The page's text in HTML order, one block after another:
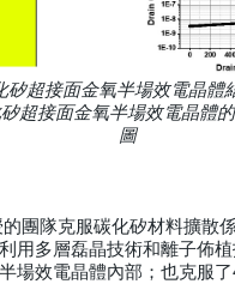
矽超接面金氧半場效電晶體
超接面金氧半場效電晶體
圖
隊克服碳化矽材料擴散
用多層磊晶技術和離子佈
場效電晶體內部；也克服